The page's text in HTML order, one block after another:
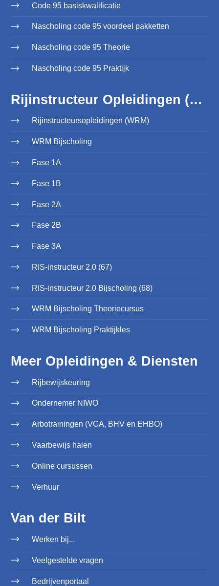
Code 95 basiskwalificatie
Nascholing code 95 voordeel pakketten
Nascholing code 95 Theorie
Nascholing code 95 Praktijk
Rijinstructeur Opleidingen (WRM)
Rijinstructeursopleidingen (WRM)
WRM Bijscholing
Fase 1A
Fase 1B
Fase 2A
Fase 2B
Fase 3A
RIS-instructeur 2.0 (67)
RIS-instructeur 2.0 Bijscholing (68)
WRM Bijscholing Theoriecursus
WRM Bijscholing Praktijkles
Meer Opleidingen & Diensten
Rijbewijskeuring
Ondernemer NIWO
Arbotrainingen (VCA, BHV en EHBO)
Vaarbewijs halen
Online cursussen
Verhuur
Van der Bilt
Werken bij...
Veelgestelde vragen
Bedrijvenportaal